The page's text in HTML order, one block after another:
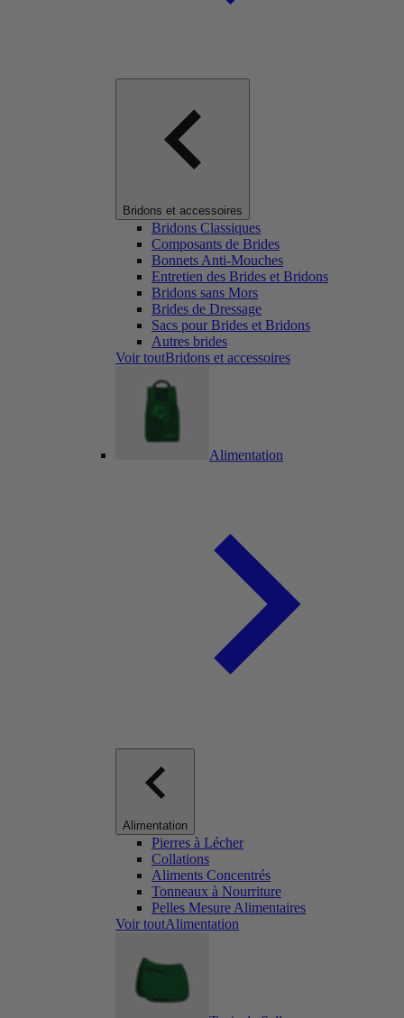
Bridons et accessoires
Bridons Classiques
Composants de Brides
Bonnets Anti-Mouches
Entretien des Brides et Bridons
Bridons sans Mors
Brides de Dressage
Sacs pour Brides et Bridons
Autres brides
Voir toutBridons et accessoires
Alimentation
Alimentation
Pierres à Lécher
Collations
Aliments Concentrés
Tonneaux à Nourriture
Pelles Mesure Alimentaires
Voir toutAlimentation